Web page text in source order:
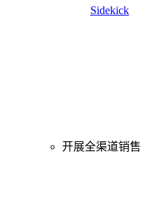
Sidekick
开展全渠道销售